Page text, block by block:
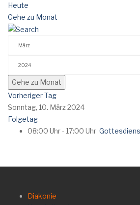
Heute
Gehe zu Monat
Gehe zu Monat
Vorheriger Tag
Sonntag, 10. März 2024
Folgetag
08:00 Uhr - 17:00 Uhr
Diakonie